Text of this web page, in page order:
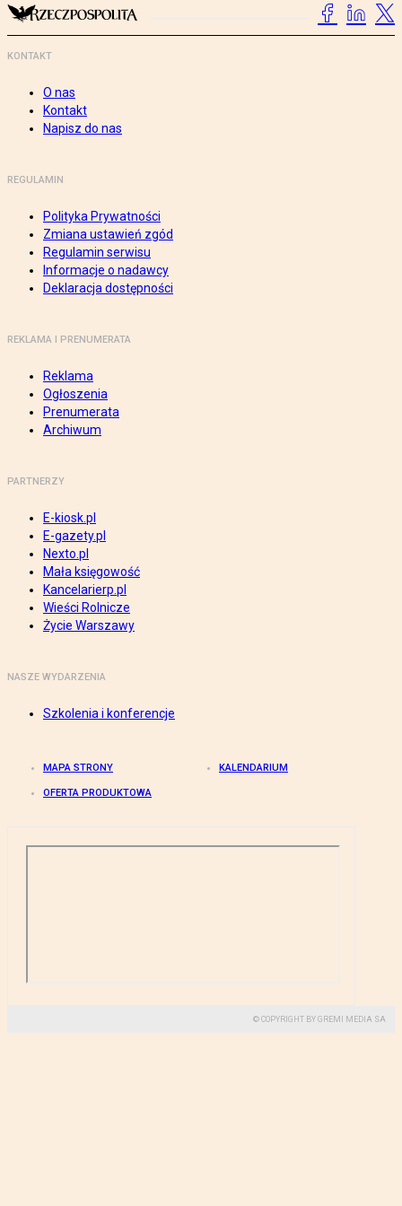
KONTAKT
O nas
Kontakt
Napisz do nas
REGULAMIN
Polityka Prywatności
Zmiana ustawień zgód
Regulamin serwisu
Informacje o nadawcy
Deklaracja dostępności
REKLAMA I PRENUMERATA
Reklama
Ogłoszenia
Prenumerata
Archiwum
PARTNERZY
E-kiosk.pl
E-gazety.pl
Nexto.pl
Mała księgowość
Kancelarierp.pl
Wieści Rolnicze
Życie Warszawy
NASZE WYDARZENIA
Szkolenia i konferencje
MAPA STRONY KALENDARIUM
OFERTA PRODUKTOWA
© COPYRIGHT BY GREMI MEDIA SA